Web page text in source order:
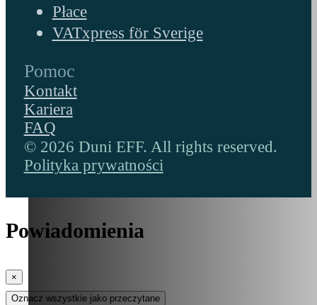
Płace
VATxpress för Sverige
Pomoc
Kontakt
Kariera
FAQ
© 2026 Duni EFF. All rights reserved.
Polityka prywatności
Powiadomienia
×
Oznacz wszystkie jako przeczytane